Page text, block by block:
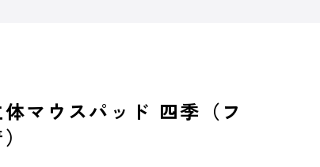
マウスパッド 四季（フ